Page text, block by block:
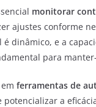
monitorar
ajustes conforme
dinâmico, e a
para
ferramentas de
potencializar a